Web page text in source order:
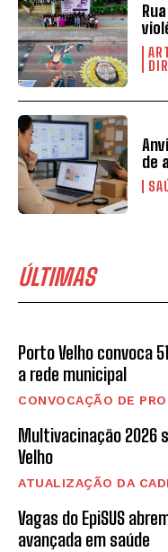
de
ÚLTIMAS
Porto Velho convoca
a rede municipal
CONVOCAÇÃO DE
Multivacinação 2026
Velho
ATUALIZAÇÃO DA
Vagas do EpiSUS
avançada em saúde